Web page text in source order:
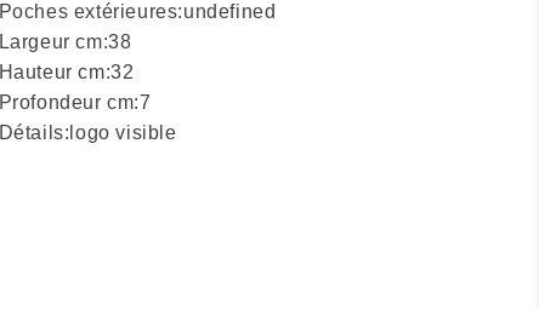
Poches extérieures:undefined
Largeur cm:38
Hauteur cm:32
Profondeur cm:7
Détails: logo visible